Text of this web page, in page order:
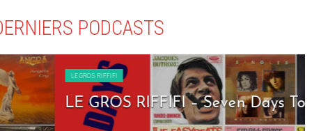
PODCASTS
LE GROS RIFFIFI
LE GROS RIFFIFI – Seven Days To Rock !!!